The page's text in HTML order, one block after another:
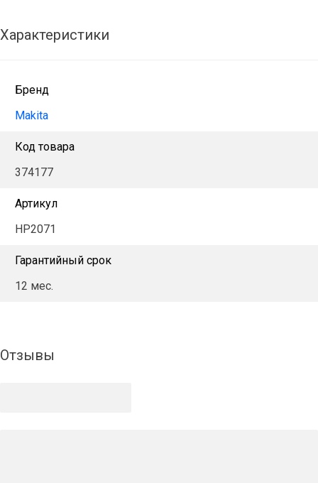
Характеристики
Бренд
Makita
Код товара
374177
Артикул
HP2071
Гарантийный срок
12 мес.
Отзывы